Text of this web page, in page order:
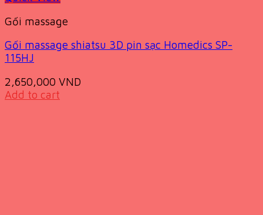
Gối massage
Gối massage shiatsu 3D pin sạc Homedics SP-
115HJ
2,650,000 VND
Add to cart